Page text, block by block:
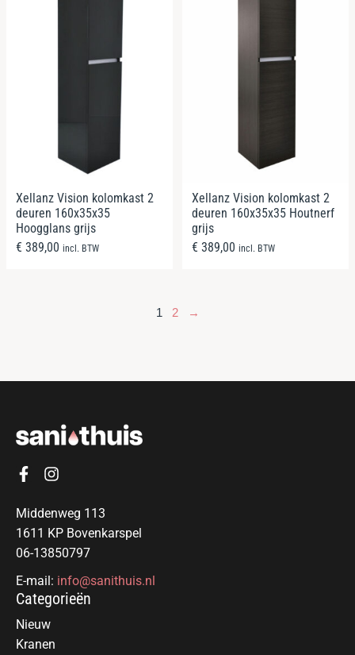
Xellanz Vision kolomkast 2
deuren 160x35x35
Hoogglans grijs
€ 389,00 incl. BTW
Xellanz Vision kolomkast 2
deuren 160x35x35 Houtnerf
grijs
€ 389,00 incl. BTW
1 2 →
Middenweg 113
1611 KP Bovenkarspel
06-13850797
E-mail: info@sanithuis.nl
Categorieën
Nieuw
Kranen